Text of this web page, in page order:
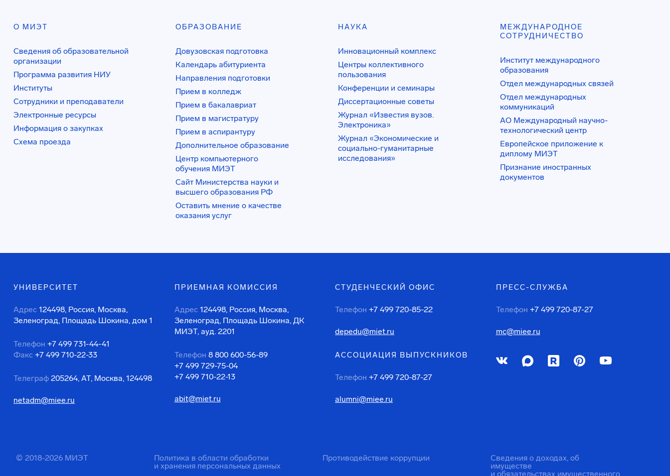
О МИЭТ
Сведения об образовательной
организации
Программа развития НИУ
Институты
Сотрудники и преподаватели
Электронные ресурсы
Информация о закупках
Схема проезда
ОБРАЗОВАНИЕ
Довузовская подготовка
Календарь абитуриента
Направления подготовки
Прием в колледж
Прием в бакалавриат
Прием в магистратуру
Прием в аспирантуру
Дополнительное образование
Центр компьютерного
обучения МИЭТ
Сайт Министерства науки и
высшего образования РФ
Оставить мнение о качестве
оказания услуг
НАУКА
Инновационный комплекс
Центры коллективного
пользования
Конференции и семинары
Диссертационные советы
Журнал «Известия вузов.
Электроника»
Журнал «Экономические и
социально-гуманитарные
исследования»
МЕЖДУНАРОДНОЕ
СОТРУДНИЧЕСТВО
Институт международного
образования
Отдел международных связей
Отдел международных
коммуникаций
АО Международный научно-
технологический центр
Европейское приложение к
диплому МИЭТ
Признание иностранных
документов
УНИВЕРСИТЕТ
Адрес 124498, Россия, Москва,
Зеленоград, Площадь Шокина, дом 1
Телефон +7 499 731-44-41
Факс +7 499 710-22-33
Телеграф 205264, АТ, Москва, 124498
netadm@miee.ru
ПРИЕМНАЯ КОМИССИЯ
Адрес 124498, Россия, Москва,
Зеленоград, Площадь Шокина, ДК
МИЭТ, ауд. 2201
Телефон 8 800 600-56-89
+7 499 729-75-04
+7 499 710-22-13
abit@miet.ru
СТУДЕНЧЕСКИЙ ОФИС
Телефон +7 499 720-85-22
depedu@miet.ru
АССОЦИАЦИЯ ВЫПУСКНИКОВ
Телефон +7 499 720-87-27
alumni@miee.ru
ПРЕСС-СЛУЖБА
Телефон +7 499 720-87-27
mc@miee.ru
© 2018-2026 МИЭТ
Политика в области обработки
и хранения персональных данных
Противодействие коррупции
Сведения о доходах, об
имуществе
и обязательствах имущественного